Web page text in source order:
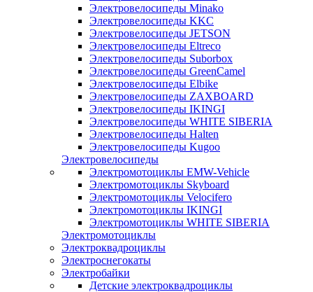
Электровелосипеды Minako
Электровелосипеды KKC
Электровелосипеды JETSON
Электровелосипеды Eltreco
Электровелосипеды Suborbox
Электровелосипеды GreenCamel
Электровелосипеды Elbike
Электровелосипеды ZAXBOARD
Электровелосипеды IKINGI
Электровелосипеды WHITE SIBERIA
Электровелосипеды Halten
Электровелосипеды Kugoo
Электровелосипеды
Электромотоциклы EMW-Vehicle
Электромотоциклы Skyboard
Электромотоциклы Velocifero
Электромотоциклы IKINGI
Электромотоциклы WHITE SIBERIA
Электромотоциклы
Электроквадроциклы
Электроснегокаты
Электробайки
Детские электроквадроциклы